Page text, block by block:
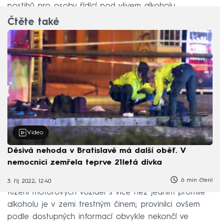
postihů pro osoby řídící pod vlivem alkoholu.
Čtěte také
Video
Děsivá nehoda v Bratislavě má další oběť. V
nemocnici zemřela teprve 21letá dívka
3. říj 2022, 12:40 6 min čtení
Řízení motorových vozidel s více než jedním promile
alkoholu je v zemi trestným činem; provinilci ovšem
podle dostupných informací obvykle nekončí ve